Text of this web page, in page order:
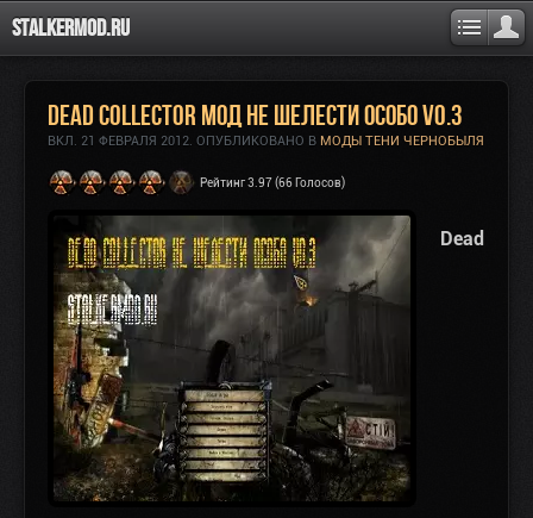
Stalkermod.ru
Dead Collector мод Не шелести особо v0.3
ВКЛ. 21 ФЕВРАЛЯ 2012. ОПУБЛИКОВАНО В МОДЫ ТЕНИ ЧЕРНОБЫЛЯ
Рейтинг 3.97 (66 Голосов)
Dead